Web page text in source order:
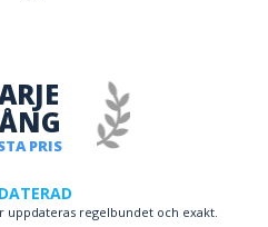
PRIS
uppdateras regelbundet och exakt.